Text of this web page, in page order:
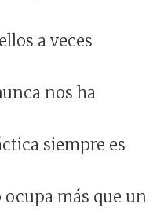
a veces
nos ha
siempre es
más que un